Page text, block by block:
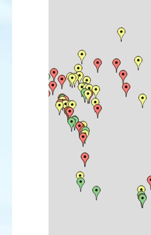
Marouette de Baillon
Glaréole à ailes noires
Gravelot kildir
Gravelot de Leschenault
Pluvier asiatique
Pluvier bronzé
Pluvier fauve
Vanneau sociable
Bécasseau semipalmé
Bécasseau d'Alaska
Bécasseau à cou roux
Bécasseau à longs doigts
Bécasseau minuscule
Bécasseau de Bonaparte
Bécasseau de Baird
Bécasseau tacheté
Bécasseau à queue pointue